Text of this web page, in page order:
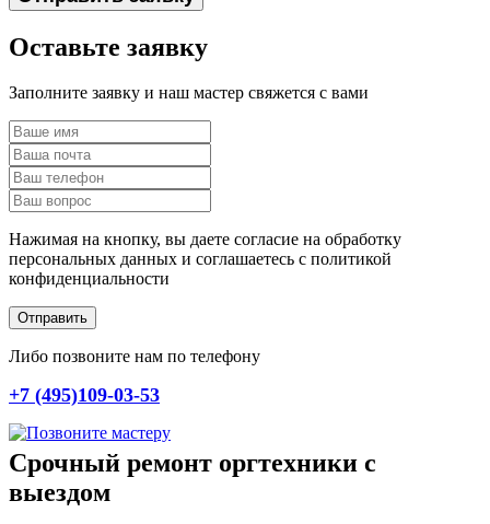
Оставьте заявку
Заполните заявку и наш мастер свяжется с вами
Нажимая на кнопку, вы даете согласие на обработку
персональных данных и соглашаетесь c политикой
конфиденциальности
Отправить
Либо позвоните нам по телефону
+7 (495)109-03-53
Срочный ремонт оргтехники с
выездом